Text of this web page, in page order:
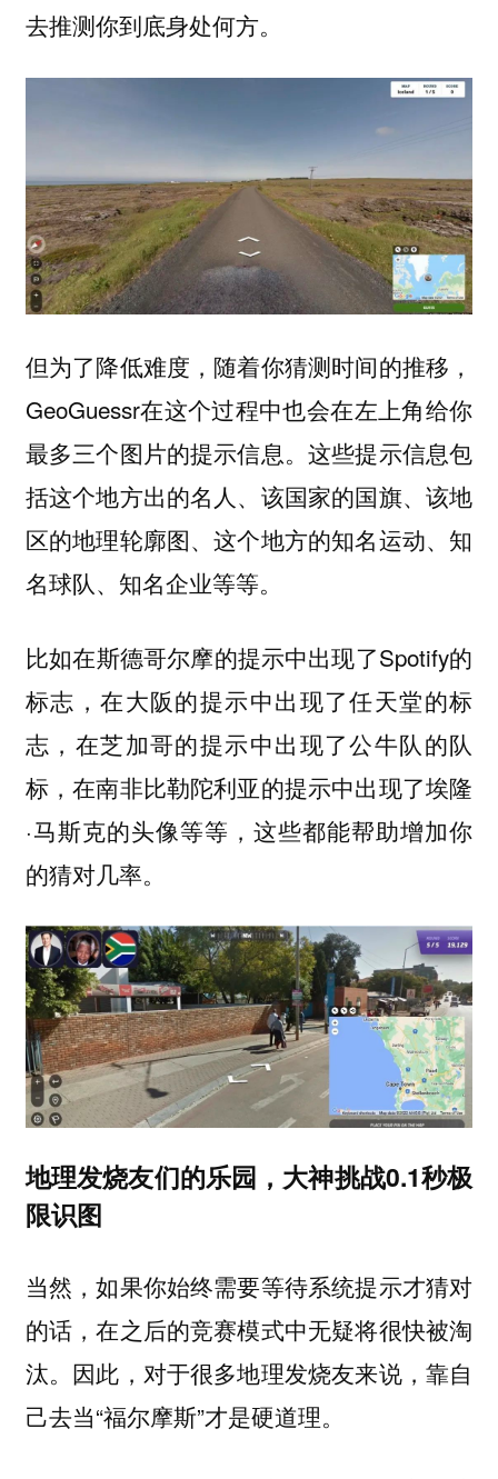
去推测你到底身处何方。
但为了降低难度，随着你猜测时间的推移，
GeoGuessr在这个过程中也会在左上角给你
最多三个图片的提示信息。这些提示信息包
括这个地方出的名人、该国家的国旗、该地
区的地理轮廓图、这个地方的知名运动、知
名球队、知名企业等等。
比如在斯德哥尔摩的提示中出现了Spotify的
标志，在大阪的提示中出现了任天堂的标
志，在芝加哥的提示中出现了公牛队的队
标，在南非比勒陀利亚的提示中出现了埃隆
·马斯克的头像等等，这些都能帮助增加你
的猜对几率。
地理发烧友们的乐园，大神挑战0.1秒极
限识图
当然，如果你始终需要等待系统提示才猜对
的话，在之后的竞赛模式中无疑将很快被淘
汰。因此，对于很多地理发烧友来说，靠自
己去当“福尔摩斯”才是硬道理。